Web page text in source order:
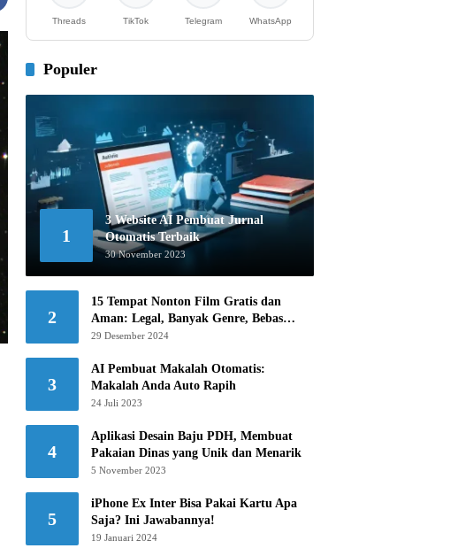
Threads TikTok Telegram WhatsApp
Populer
1
3 Website AI Pembuat Jurnal
Otomatis Terbaik
30 November 2023
2
15 Tempat Nonton Film Gratis dan
Aman: Legal, Banyak Genre, Bebas
Khawatir!
29 Desember 2024
3
AI Pembuat Makalah Otomatis:
Makalah Anda Auto Rapih
24 Juli 2023
4
Aplikasi Desain Baju PDH, Membuat
Pakaian Dinas yang Unik dan Menarik
5 November 2023
5
iPhone Ex Inter Bisa Pakai Kartu Apa
Saja? Ini Jawabannya!
19 Januari 2024